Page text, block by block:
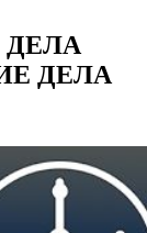
ДЕЛА